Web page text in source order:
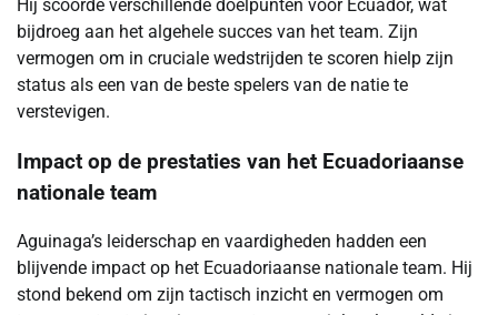
Hij scoorde verschillende doelpunten voor Ecuador, wat
bijdroeg aan het algehele succes van het team. Zijn
vermogen om in cruciale wedstrijden te scoren hielp zijn
status als een van de beste spelers van de natie te
verstevigen.
Impact op de prestaties van het Ecuadoriaanse
nationale team
Aguinaga’s leiderschap en vaardigheden hadden een
blijvende impact op het Ecuadoriaanse nationale team. Hij
stond bekend om zijn tactisch inzicht en vermogen om